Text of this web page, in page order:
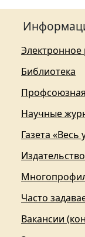
Электронное
Библиотека
Научные
Газета «Весь
Часто
Вакансии